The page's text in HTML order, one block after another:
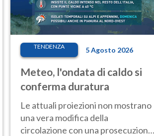
TENDENZA 5 Agosto 2026
Meteo, l'ondata di caldo si
conferma duratura
Le attuali proiezioni non mostrano
una vera modifica della
circolazione con una prosecuzione